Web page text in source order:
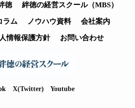
徳 絆徳の経営スクール（MBS）
ラム ノウハウ資料 会社案内
情報保護方針 お問い合わせ
X(Twitter) Youtube